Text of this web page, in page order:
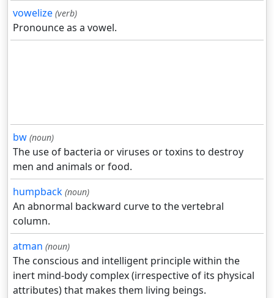
vowelize (verb)
Pronounce as a vowel.
bw (noun)
The use of bacteria or viruses or toxins to destroy
men and animals or food.
humpback (noun)
An abnormal backward curve to the vertebral
column.
atman (noun)
The conscious and intelligent principle within the
inert mind-body complex (irrespective of its physical
attributes) that makes them living beings.